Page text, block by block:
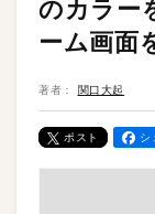
のカラー
ーム画面
著者： 関口大起
ポスト シ